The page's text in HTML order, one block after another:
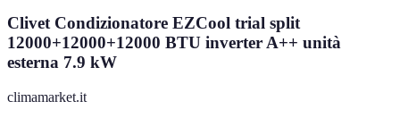
Clivet Condizionatore EZCool trial split
12000+12000+12000 BTU inverter A++ unità
esterna 7.9 kW
climamarket.it